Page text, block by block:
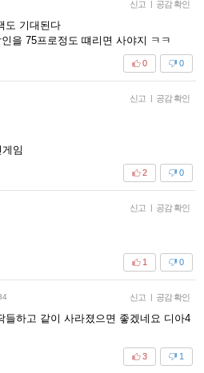
신고 | 공감 확인
도 기대된다
을 75프로정도 떄리면 사야지 ㅋㅋ
0
0
신고 | 공감 확인
임
0
2
신고 | 공감 확인
0
1
신고 | 공감 확인
들하고 같이 사라졌으면 좋겠네요 디아4
1
3